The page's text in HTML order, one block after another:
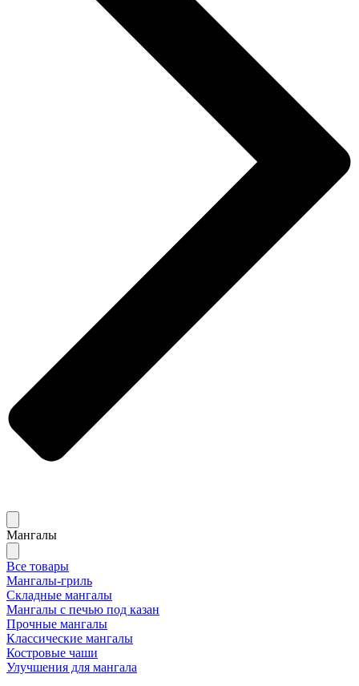
Мангалы
Все товары
Мангалы-гриль
Складные мангалы
Мангалы с печью под казан
Прочные мангалы
Классические мангалы
Костровые чаши
Улучшения для мангала